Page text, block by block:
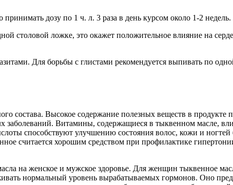
дозу по 1 ч. л. 3 раза в день курсом около 1-2 недель.
столовой ложке, это окажет положительное влияние на
Для борьбы с глистами рекомендуется выпивать по
состава. Высокое содержание полезных веществ в продукте
заболеваний. Витамины, содержащиеся в тыквенном масле,
способствуют улучшению состояния волос, кожи и ногтей
считается хорошим средством при профилактике
на женское и мужское здоровье. Для женщин тыквенное
нормальный уровень вырабатываемых гормонов. Оно